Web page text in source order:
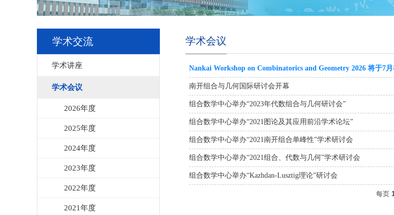
学术交流
学术讲座
学术会议
2026年度
2025年度
2024年度
2023年度
2022年度
2021年度
学术会议
Nankai Workshop on Combinatorics and Geometry 2026 将于7
南开组合与几何国际研讨会开幕
组合数学中心举办“2023年代数组合与几何研讨会”
组合数学中心举办“2021图论及其应用前沿学术论坛”
组合数学中心举办“2021南开组合单峰性”学术研讨会
组合数学中心举办“2021组合、代数与几何”学术研讨会
组合数学中心举办“Kazhdan-Lusztig理论”研讨会
每页